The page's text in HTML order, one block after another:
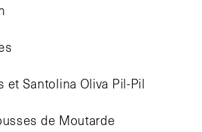
et Santolina Oliva Pil-Pil
de Moutarde